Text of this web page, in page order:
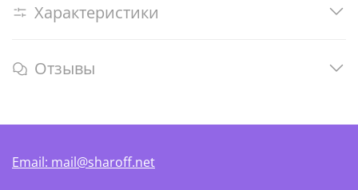
Характеристики
Отзывы
Email: mail@sharoff.net